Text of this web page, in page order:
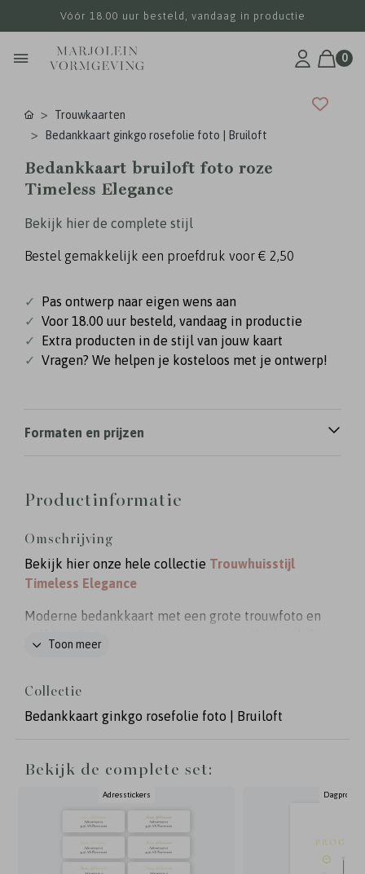
Vóór 18.00 uur besteld, vandaag in productie
0
Trouwkaarten
Bedankkaart ginkgo rosefolie foto | Bruiloft
Bedankkaart bruiloft foto roze
Timeless Elegance
Bekijk hier de complete stijl
Bestel gemakkelijk een proefdruk voor € 2,50
✓
Pas ontwerp naar eigen wens aan
✓ Voor 18.00 uur besteld, vandaag in productie
✓
Extra producten in de stijl van jouw kaart
✓ Vragen? We helpen je kosteloos met je ontwerp!
Formaten en prijzen
Productinformatie
Omschrijving
Bekijk hier onze hele collectie Trouwhuisstijl
Timeless Elegance
Moderne bedankkaart met een grote trouwfoto en
Toon meer
Collectie
Bedankkaart ginkgo rosefolie foto | Bruiloft
Bekijk de complete set:
Adresstickers